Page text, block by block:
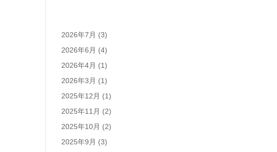
2026年7月 (3)
2026年6月 (4)
2026年4月 (1)
2026年3月 (1)
2025年12月 (1)
2025年11月 (2)
2025年10月 (2)
2025年9月 (3)